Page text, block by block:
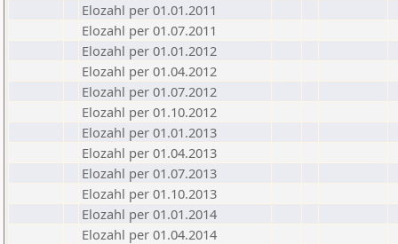
Elozahl per 01.01.2011
Elozahl per 01.07.2011
Elozahl per 01.01.2012
Elozahl per 01.04.2012
Elozahl per 01.07.2012
Elozahl per 01.10.2012
Elozahl per 01.01.2013
Elozahl per 01.04.2013
Elozahl per 01.07.2013
Elozahl per 01.10.2013
Elozahl per 01.01.2014
Elozahl per 01.04.2014